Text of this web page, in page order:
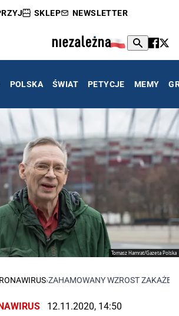
SKLEP NEWSLETTER
POLSKA ŚWIAT PETYCJE MEMY
Tomasz Hamrat/Gazeta Polska
›ZAHAMOWANY WZROST
12.11.2020, 14:50